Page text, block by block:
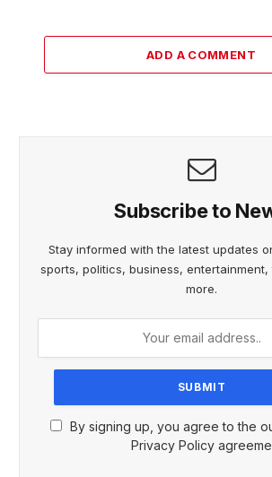
ADD A COMMENT
Subscribe to
Stay informed with the latest updates
sports, politics, business,
more.
By signing up, you agree to the
Privacy Policy